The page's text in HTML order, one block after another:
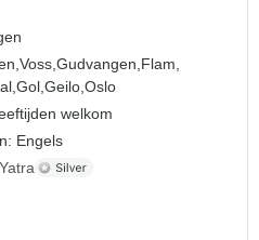
Voss,Gudvangen, Flam,
Gol,Geilo,Oslo
welkom
Engels